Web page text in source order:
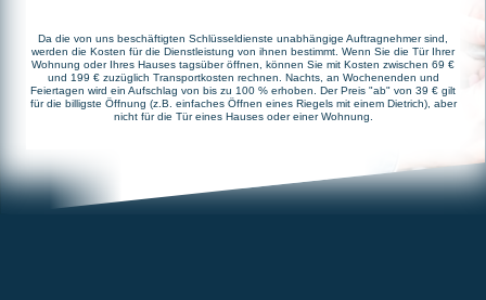
Da die von uns beschäftigten Schlüsseldienste unabhängige Auftragnehmer sind,
werden die Kosten für die Dienstleistung von ihnen bestimmt. Wenn Sie die Tür Ihrer
Wohnung oder Ihres Hauses tagsüber öffnen, können Sie mit Kosten zwischen 69 €
und 199 € zuzüglich Transportkosten rechnen. Nachts, an Wochenenden und
Feiertagen wird ein Aufschlag von bis zu 100 % erhoben. Der Preis "ab" von 39 € gilt
für die billigste Öffnung (z.B. einfaches Öffnen eines Riegels mit einem Dietrich), aber
nicht für die Tür eines Hauses oder einer Wohnung.